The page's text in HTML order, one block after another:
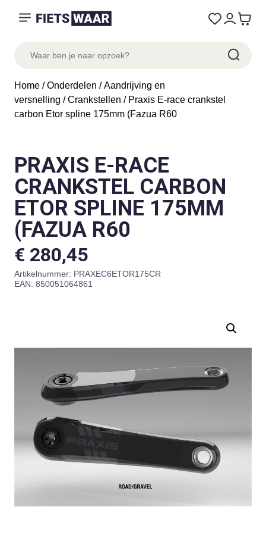
Home /Onderdelen /Aandrijving en
versnelling /Crankstellen / Praxis E-race crankstel
carbon Etor spline 175mm (Fazua R60
PRAXIS E-RACE
CRANKSTEL CARBON
ETOR SPLINE 175MM
(FAZUA R60
€ 280,45
Artikelnummer: PRAXEC6ETOR175CR
EAN: 850051064861